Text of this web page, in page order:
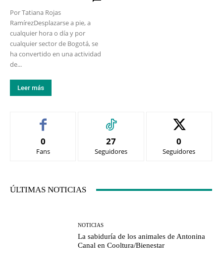
Por Tatiana Rojas
RamírezDesplazarse a pie, a
cualquier hora o día y por
cualquier sector de Bogotá, se
ha convertido en una actividad
de...
Leer más
0
Fans
27
Seguidores
0
Seguidores
ÚLTIMAS NOTICIAS
NOTICIAS
La sabiduría de los animales de Antonina
Canal en Cooltura/Bienestar